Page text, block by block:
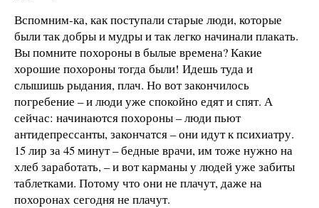
Вспомним-ка, как поступали старые люди, которые
были так добры и мудры и так легко начинали плакать.
Вы помните похороны в былые времена? Какие
хорошие похороны тогда были! Идешь туда и
слышишь рыдания, плач. Но вот закончилось
погребение – и люди уже спокойно едят и спят. А
сейчас: начинаются похороны – люди пьют
антидепрессанты, закончатся – они идут к психиатру.
15 лир за 45 минут – бедные врачи, им тоже нужно на
хлеб заработать, – и вот карманы у людей уже забиты
таблетками. Потому что они не плачут, даже на
похоронах сегодня не плачут.